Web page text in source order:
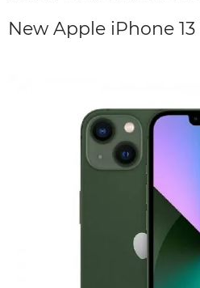
New Apple iPhone 13